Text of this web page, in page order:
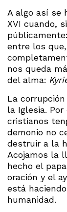
A algo así se
XVI cuando,
entre los
nos queda
del alma:
La
la Iglesia.
cristianos
demonio no
destruir a la
Acojamos la
hecho el
oración y el
está
humanidad.